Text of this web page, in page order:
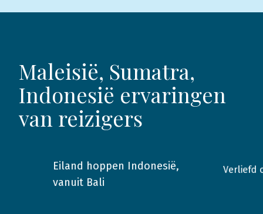
Maleisië, Sumatra,
Indonesië ervaringen
van reizigers
2017 Bali
Eiland hoppen Indonesië,
vanuit Bali
2023
Verliefd